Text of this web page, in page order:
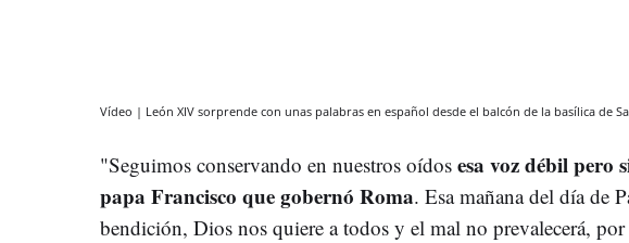
Vídeo | León XIV sorprende con unas palabras en español desde el balcón de la basílica de
"Seguimos conservando en nuestros oídos esa voz débil pero
papa Francisco que gobernó Roma. Esa mañana del día de
bendición, Dios nos quiere a todos y el mal no prevalecerá,